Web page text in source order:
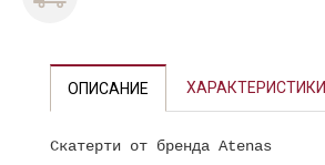
ОПИСАНИЕ ХАРАКТЕРИСТИКИ
Скатерти от бренда Atenas